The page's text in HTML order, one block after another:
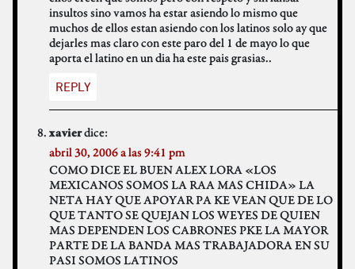
insultos sino vamos ha estar asiendo lo mismo que
muchos de ellos estan asiendo con los latinos solo ay que
dejarles mas claro con este paro del 1 de mayo lo que
aporta el latino en un dia ha este pais grasias..
REPLY
xavierdice:
abril 30, 2006 a las 9:41 pm
COMO DICE EL BUEN ALEX LORA «LOS
MEXICANOS SOMOS LA RAA MAS CHIDA» LA
NETA HAY QUE APOYAR PA KE VEAN QUE DE LO
QUE TANTO SE QUEJAN LOS WEYES DE QUIEN
MAS DEPENDEN LOS CABRONES PKE LA MAYOR
PARTE DE LA BANDA MAS TRABAJADORA EN SU
PASI SOMOS LATINOS